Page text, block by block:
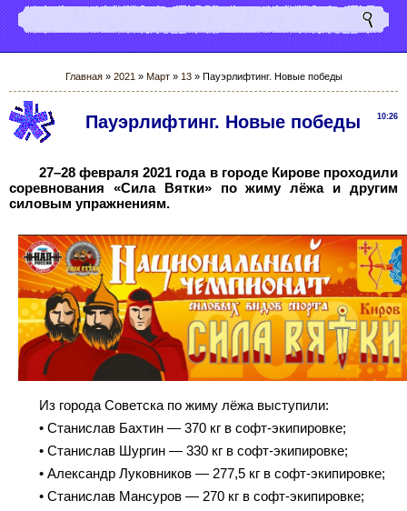
Главная» 2021 » Март » 13» Пауэрлифтинг. Новые победы
10:26
Пауэрлифтинг. Новые победы
27–28 февраля 2021 года в городе Кирове проходили
соревнования «Сила Вятки» по жиму лёжа и другим
силовым упражнениям.
Из города Советска по жиму лёжа выступили:
• Станислав Бахтин — 370 кг в софт-экипировке;
• Станислав Шургин — 330 кг в софт-экипировке;
• Александр Луковников — 277,5 кг в софт-экипировке;
• Станислав Мансуров — 270 кг в софт-экипировке;